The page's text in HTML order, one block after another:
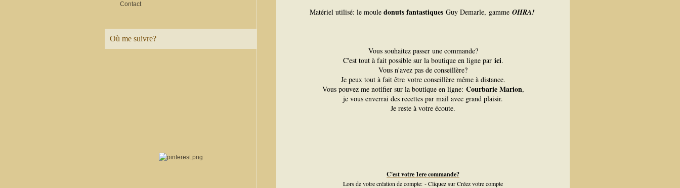
Contact
Où me suivre?
Matériel utilisé: le moule donuts fantastiques Guy Demarle, gamme OHRA!
Vous souhaitez passer une commande?
C'est tout à fait possible sur la boutique en ligne par ici.
Vous n'avez pas de conseillère?
Je peux tout à fait être votre conseillère même à distance.
Vous pouvez me notifier sur la boutique en ligne: Courbarie Marion,
je vous enverrai des recettes par mail avec grand plaisir.
Je reste à votre écoute.
C'est votre 1ere commande?
Lors de votre création de compte: - Cliquez sur Créez votre compte